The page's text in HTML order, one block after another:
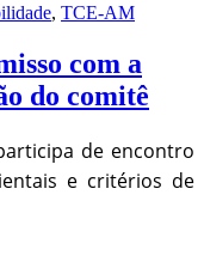
, TCE-AM
com a
do comitê
de encontro
e critérios de